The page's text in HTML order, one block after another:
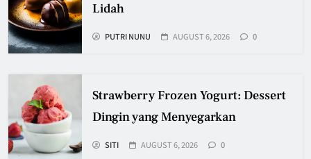
Lidah
PUTRI NUNU AUGUST 6, 2026 0
Strawberry Frozen Yogurt: Dessert
Dingin yang Menyegarkan
SITI AUGUST 6, 2026 0